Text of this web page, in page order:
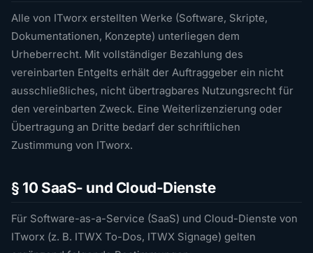
Alle von ITworx erstellten Werke (Software, Skripte,
Dokumentationen, Konzepte) unterliegen dem
Urheberrecht. Mit vollständiger Bezahlung des
vereinbarten Entgelts erhält der Auftraggeber ein nicht
ausschließliches, nicht übertragbares Nutzungsrecht für
den vereinbarten Zweck. Eine Weiterlizenzierung oder
Übertragung an Dritte bedarf der schriftlichen
Zustimmung von ITworx.
§ 10 SaaS- und Cloud-Dienste
Für Software-as-a-Service (SaaS) und Cloud-Dienste von
ITworx (z. B. ITWX To-Dos, ITWX Signage) gelten